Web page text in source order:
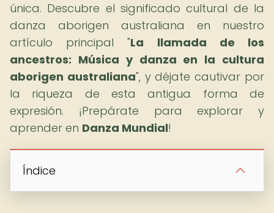
única. Descubre el significado cultural de la
danza aborigen australiana en nuestro
artículo principal "La llamada de los
ancestros: Música y danza en la cultura
aborigen australiana", y déjate cautivar por
la riqueza de esta antigua forma de
expresión. ¡Prepárate para explorar y
aprender en Danza Mundial!
Índice